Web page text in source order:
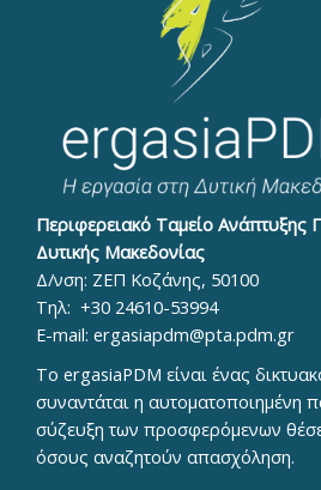
Περιφερειακό Ταμείο Ανάπτυξης
Δυτικής Μακεδονίας
Δ/νση: ΖΕΠ Κοζάνης, 50100
Τηλ: +30 24610-53994
E-mail: ergasiapdm@pta.pdm.gr
To ergasiaPDM είναι ένας
συναντάται η αυτοματοποιημένη
σύζευξη των προσφερόμενων
όσους αναζητούν απασχόληση.